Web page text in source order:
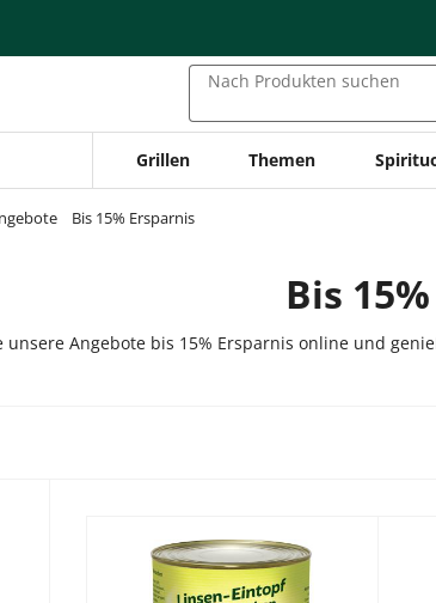
Nach Produkten suchen
Grillen Themen
Bis 15% Ersparnis
Bis
unsere Angebote bis 15% Ersparnis online und